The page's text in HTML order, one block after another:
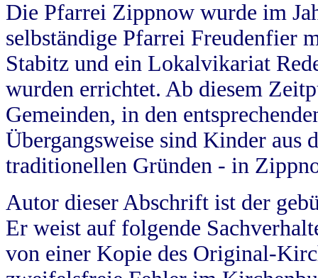
Die Pfarrei Zippnow wurde im
selbständige Pfarrei Freudenfier
Stabitz und ein Lokalvikariat
wurden errichtet. Ab diesem
Gemeinden, in den
Übergangsweise sind Kinder aus
traditionellen Gründen - in
Autor dieser Abschrift ist der
Er weist auf folgende
von einer Kopie des Original-